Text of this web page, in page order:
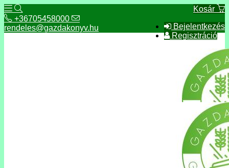
Kosár
Bejelentkezés
Regisztráció
+36705458000
rendeles@gazdakonyv.hu